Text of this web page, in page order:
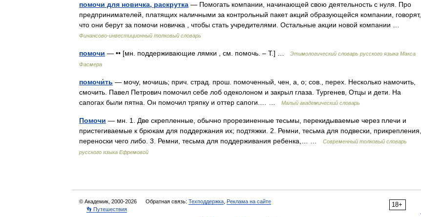
помочи для новичка, раскрутка — Помогать компании, начинающей свою деятельность с нуля. Про
предпринимателей, платящих наличными за контрольный пакет акций образующейся компании, говорят,
что они берут за помочи новичка , чтобы стать учредителями. Остальные акции новой компании …
Финансово-инвестиционный толковый словарь
помочи — •• [мн. поддерживающие лямки , см. помочь. – Т.] …
Этимологический словарь русского языка Макса
Фасмера
помочи́ть — мочу, мочишь; прич. страд. прош. помоченный, чен, а, о; сов., перех. Несколько намочить,
смочить. Павел Петрович помочил себе лоб одеколоном и закрыл глаза. Тургенев, Отцы и дети. На
сапогах были пятна. Он помочил тряпку и оттер сапоги.… …
Малый академический словарь
Помочи — мн. 1. Две скрепленные, обычно прорезиненные тесьмы, перекидываемые через плечи и
пристегиваемые к брюкам для поддержания их; подтяжки. 2. Ремни, тесьма для подвески, прикрепления,
переноски чего либо. 3. Ремни, тесьма для поддерживания ребенка,… …
Современный толковый словарь
русского языка Ефремовой
18+
© Академик, 2000-2026 Обратная связь: Техподдержка Реклама на сайте
👣 Путешествия